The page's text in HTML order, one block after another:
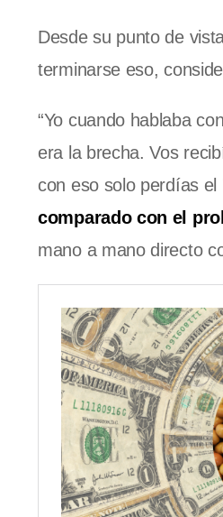
Desde su punto de
terminarse eso,
“Yo cuando hablaba
era la brecha. Vos
con eso solo perdías el
comparado con el
mano a mano directo